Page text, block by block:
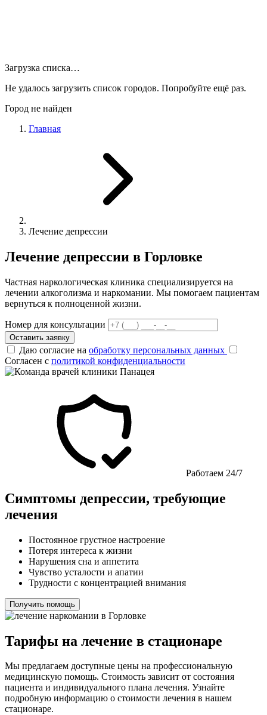
Загрузка списка…
Не удалось загрузить список городов. Попробуйте ещё раз.
Город не найден
Главная
Лечение депрессии
Лечение депрессии в Горловке
Частная наркологическая клиника специализируется на
лечении алкоголизма и наркомании. Мы помогаем пациентам
вернуться к полноценной жизни.
Номер для консультации
Оставить заявку
Даю согласие на обработку персональных данных
Согласен с политикой конфиденциальности
Работаем 24/7
Симптомы депрессии, требующие
лечения
Постоянное грустное настроение
Потеря интереса к жизни
Нарушения сна и аппетита
Чувство усталости и апатии
Трудности с концентрацией внимания
Получить помощь
Тарифы на лечение в стационаре
Мы предлагаем доступные цены на профессиональную
медицинскую помощь. Стоимость зависит от состояния
пациента и индивидуального плана лечения. Узнайте
подробную информацию о стоимости лечения в нашем
стационаре.